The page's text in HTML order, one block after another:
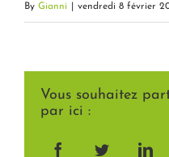
By Gianni vendredi 8 février
Vous souhaitez
par ici :
FacebookTwitter